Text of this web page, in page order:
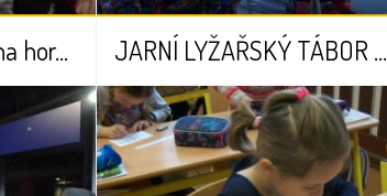
Prvňáci, druháci a třeťáci na horách JARNÍ LYŽAŘSKÝ TÁBOR ...